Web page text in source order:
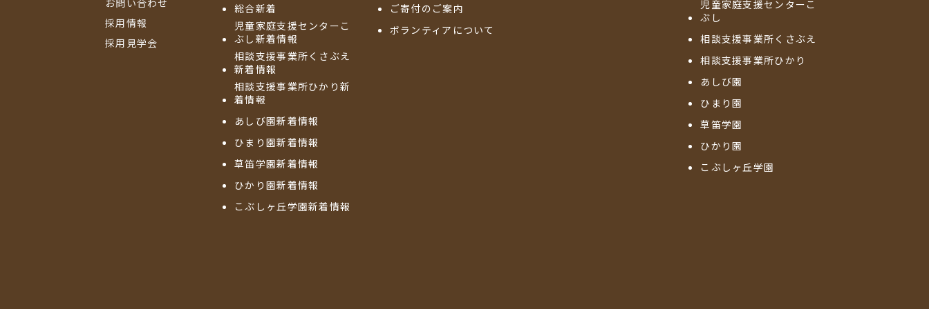
お問い合わせ
採用情報
採用見学会
総合新着
児童家庭支援センターこ
ぶし新着情報
相談支援事業所くさぶえ
新着情報
相談支援事業所ひかり新
着情報
あしび園新着情報
ひまり園新着情報
草笛学園新着情報
ひかり園新着情報
こぶしヶ丘学園新着情報
ご寄付のご案内
ボランティアについて
児童家庭支援センターこ
ぶし
相談支援事業所くさぶえ
相談支援事業所ひかり
あしび園
ひまり園
草笛学園
ひかり園
こぶしヶ丘学園